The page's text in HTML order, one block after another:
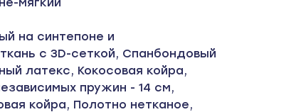
на синтепоне и
с 3D-сеткой, Спанбондовый
латекс, Кокосовая койра,
пружин - 14 см,
койра, Полотно нетканое,